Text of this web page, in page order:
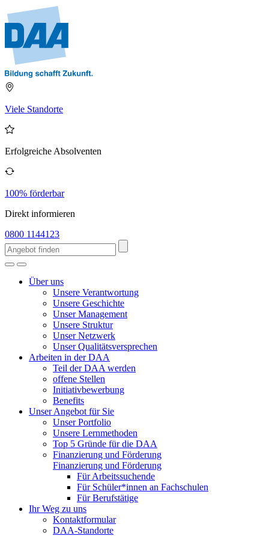
Viele Standorte
Erfolgreiche Absolventen
100% förderbar
Direkt informieren
0800 1144123
Über uns
Unsere Verantwortung
Unsere Geschichte
Unser Management
Unsere Struktur
Unser Netzwerk
Unser Qualitätsversprechen
Arbeiten in der DAA
Teil der DAA werden
offene Stellen
Initiativbewerbung
Benefits
Unser Angebot für Sie
Unser Portfolio
Unsere Lernmethoden
Top 5 Gründe für die DAA
Finanzierung und Förderung
Finanzierung und Förderung
Für Arbeitssuchende
Für Schüler*innen an Fachschulen
Für Berufstätige
Ihr Weg zu uns
Kontaktformular
DAA-Standorte